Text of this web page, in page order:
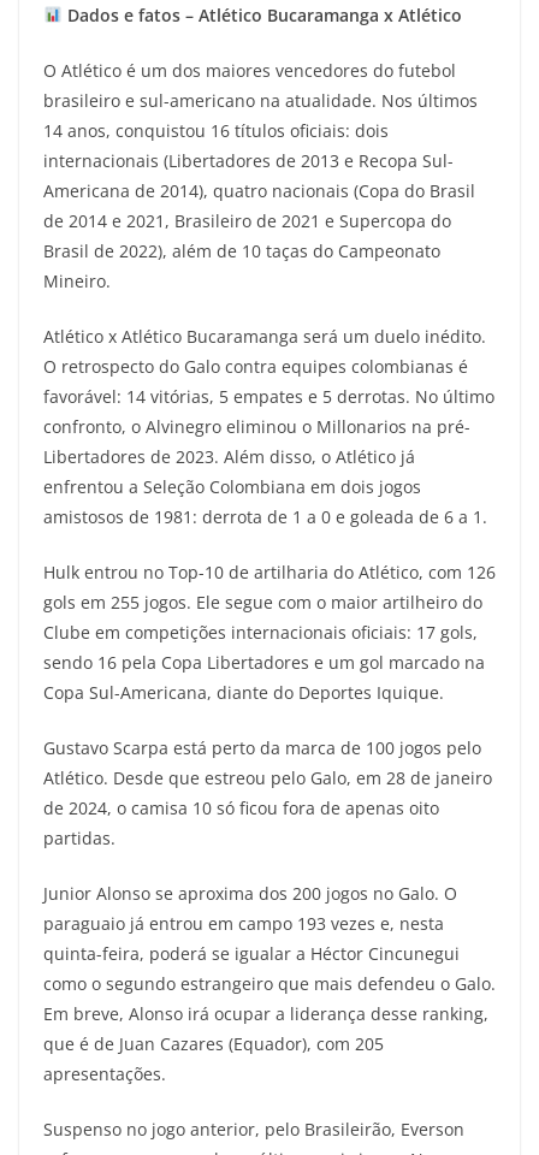
Dados e fatos – Atlético Bucaramanga x Atlético
O Atlético é um dos maiores vencedores do futebol
brasileiro e sul-americano na atualidade. Nos últimos
14 anos, conquistou 16 títulos oficiais: dois
internacionais (Libertadores de 2013 e Recopa Sul-
Americana de 2014), quatro nacionais (Copa do Brasil
de 2014 e 2021, Brasileiro de 2021 e Supercopa do
Brasil de 2022), além de 10 taças do Campeonato
Mineiro.
Atlético x Atlético Bucaramanga será um duelo inédito.
O retrospecto do Galo contra equipes colombianas é
favorável: 14 vitórias, 5 empates e 5 derrotas. No último
confronto, o Alvinegro eliminou o Millonarios na pré-
Libertadores de 2023. Além disso, o Atlético já
enfrentou a Seleção Colombiana em dois jogos
amistosos de 1981: derrota de 1 a 0 e goleada de 6 a 1.
Hulk entrou no Top-10 de artilharia do Atlético, com 126
gols em 255 jogos. Ele segue com o maior artilheiro do
Clube em competições internacionais oficiais: 17 gols,
sendo 16 pela Copa Libertadores e um gol marcado na
Copa Sul-Americana, diante do Deportes Iquique.
Gustavo Scarpa está perto da marca de 100 jogos pelo
Atlético. Desde que estreou pelo Galo, em 28 de janeiro
de 2024, o camisa 10 só ficou fora de apenas oito
partidas.
Junior Alonso se aproxima dos 200 jogos no Galo. O
paraguaio já entrou em campo 193 vezes e, nesta
quinta-feira, poderá se igualar a Héctor Cincunegui
como o segundo estrangeiro que mais defendeu o Galo.
Em breve, Alonso irá ocupar a liderança desse ranking,
que é de Juan Cazares (Equador), com 205
apresentações.
Suspenso no jogo anterior, pelo Brasileirão, Everson